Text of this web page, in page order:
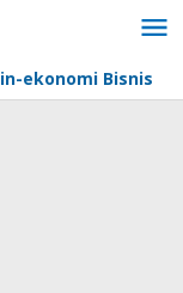
in-ekonomi Bisnis